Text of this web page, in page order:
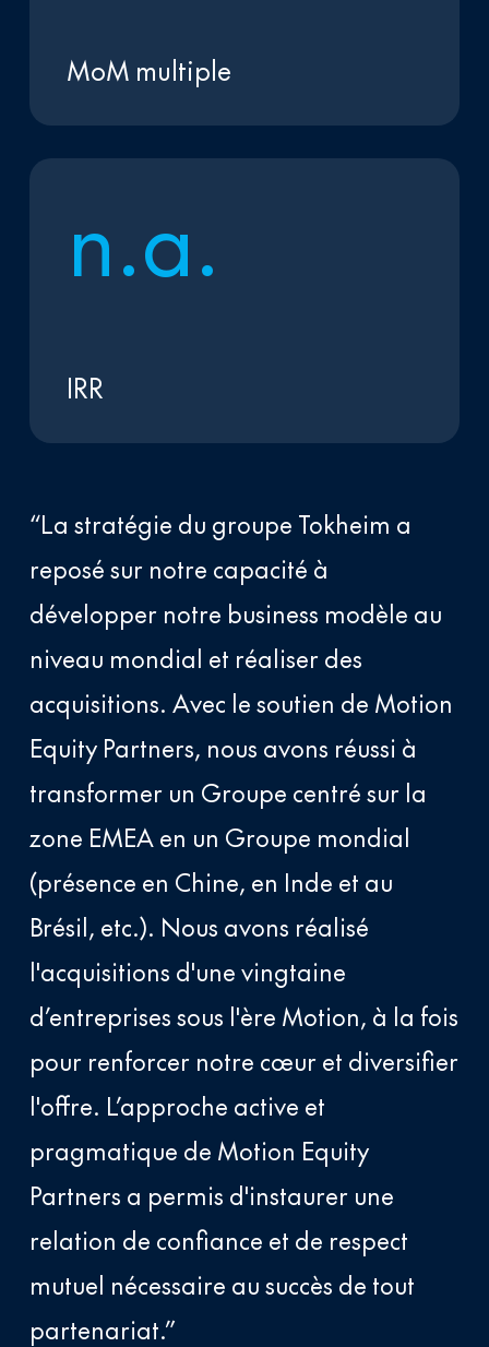
MoM multiple
n.a.
IRR
“La stratégie du groupe Tokheim a
reposé sur notre capacité à
développer notre business modèle au
niveau mondial et réaliser des
acquisitions. Avec le soutien de Motion
Equity Partners, nous avons réussi à
transformer un Groupe centré sur la
zone EMEA en un Groupe mondial
(présence en Chine, en Inde et au
Brésil, etc.). Nous avons réalisé
l'acquisitions d'une vingtaine
d’entreprises sous l'ère Motion, à la fois
pour renforcer notre cœur et diversifier
l'offre. L’approche active et
pragmatique de Motion Equity
Partners a permis d'instaurer une
relation de confiance et de respect
mutuel nécessaire au succès de tout
partenariat.”